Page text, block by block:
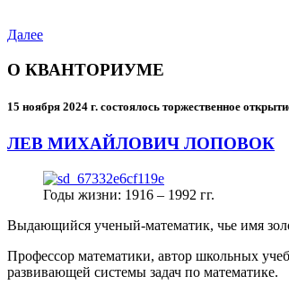
Далее
О КВАНТОРИУМЕ
15 ноября 2024 г. состоялось торжественное
ЛЕВ МИХАЙЛОВИЧ ЛОПОВОК
Годы жизни: 1916 – 1992 гг.
Выдающийся ученый-математик, чье имя
Профессор математики, автор школьных
развивающей системы задач по математике.